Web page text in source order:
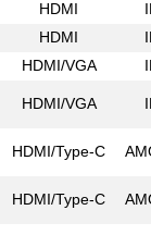
HDMI
HDMI
HDMI/VGA
HDMI/VGA
HDMI/Type-C
HDMI/Type-C